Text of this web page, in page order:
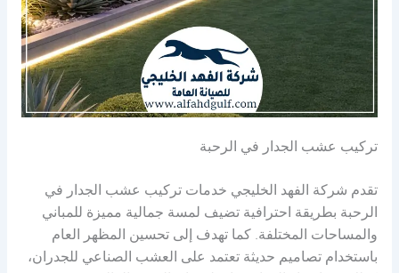
تركيب عشب الجدار في الرحبة
تقدم شركة الفهد الخليجي خدمات تركيب عشب الجدار في
الرحبة بطريقة احترافية تضيف لمسة جمالية مميزة للمباني
والمساحات المختلفة. كما تهدف إلى تحسين المظهر العام
باستخدام تصاميم حديثة تعتمد على العشب الصناعي للجدران،